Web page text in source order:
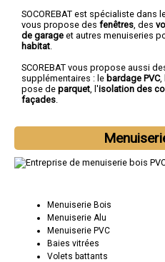
SOCOREBAT est spécialiste dans
vous propose des fenêtres , des
de garage et autres menuiseries
habitat
SCOREBAT vous propose aussi
supplémentaires : le bardage PVC,
pose de parquet , l'isolation des
façades
Menuiserie Bois
Menuiserie Alu
Menuiserie PVC
Baies vitrées
Volets battants